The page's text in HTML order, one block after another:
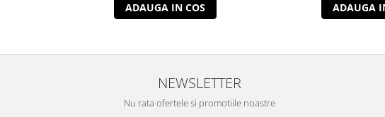
ADAUGA IN COS ADAUGA
NEWSLETTER
Nu rata ofertele si promotiile noastre